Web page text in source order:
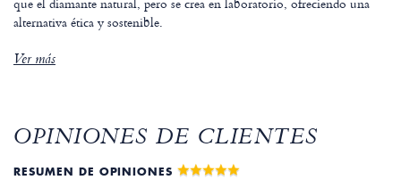
alternativa ética y sostenible.
Ver más
OPINIONES DE CLIENTES
RESUMEN DE OPINIONES